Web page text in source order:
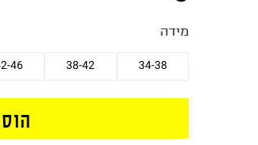
מידה
34-38
38-42
46